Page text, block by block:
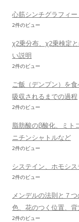
心筋シンチグラフィー
2件のビュー
χ2乗分布、χ2乗検定
い説明
2件のビュー
ご飯（デンプン）を
吸収されるまでの過程
2件のビュー
脂肪酸のβ酸化、ミト
ニチンシャトルなど
2件のビュー
システイン、ホモシ
2件のビュー
メンデルの法則と７
色、花のつく位置、
2件のビュー